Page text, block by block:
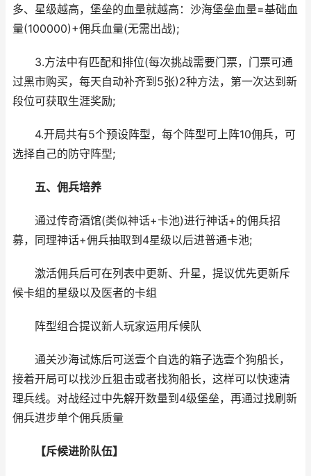
多、星级越高，堡垒的血量就越高：沙海堡垒血量=基础血
量(100000)+佣兵血量(无需出战);
3.方法中有匹配和排位(每次挑战需要门票，门票可通
过黑市购买，每天自动补齐到5张)2种方法，第一次达到新
段位可获取生涯奖励;
4.开局共有5个预设阵型，每个阵型可上阵10佣兵，可
选择自己的防守阵型;
五、佣兵培养
通过传奇酒馆(类似神话+卡池)进行神话+的佣兵招
募，同理神话+佣兵抽取到4星级以后进普通卡池;
激活佣兵后可在列表中更新、升星，提议优先更新斥
候卡组的星级以及医者的卡组
阵型组合提议新人玩家运用斥候队
通关沙海试炼后可送壹个自选的箱子选壹个狗船长，
接着开局可以找沙丘狙击或者找狗船长，这样可以快速清
理兵线。对战经过中先解开数量到4级堡垒，再通过找刷新
佣兵进步单个佣兵质量
【斥候进阶队伍】